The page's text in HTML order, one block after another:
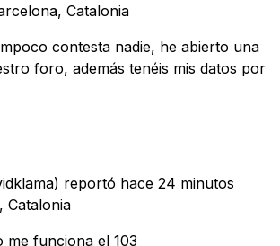
Catalonia
contesta nadie, he abierto una
foro, además tenéis mis datos por
reportó hace 24 minutos
Catalonia
me funciona el 103